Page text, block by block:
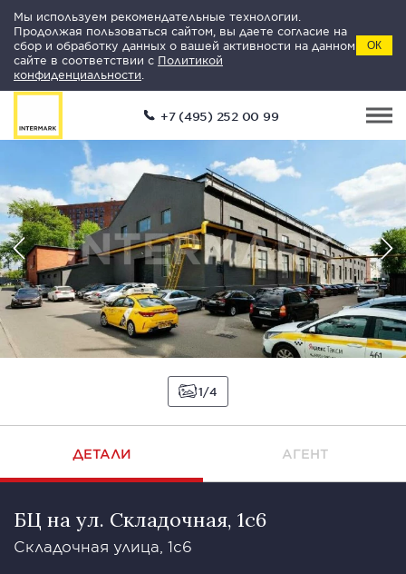
Мы используем рекомендательные технологии.
Продолжая пользоваться сайтом, вы даете согласие на
сбор и обработку данных о вашей активности на данном
сайте в соответствии с Политикой
конфиденциальности
ОК
+7 (495) 252 00 99
1 4
ДЕТАЛИ АГЕНТ
БЦ на ул. Складочная, 1с6
Складочная улица, 1с6